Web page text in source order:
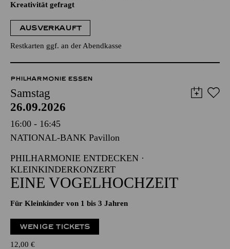
Kreativität gefragt
AUSVERKAUFT
Restkarten ggf. an der Abendkasse
PHILHARMONIE ESSEN
Samstag
26.09.2026
16:00 - 16:45
NATIONAL-BANK Pavillon
PHILHARMONIE ENTDECKEN ·
KLEINKINDERKONZERT
EINE VOGELHOCHZEIT
Für Kleinkinder von 1 bis 3 Jahren
WENIGE TICKETS
12,00 €